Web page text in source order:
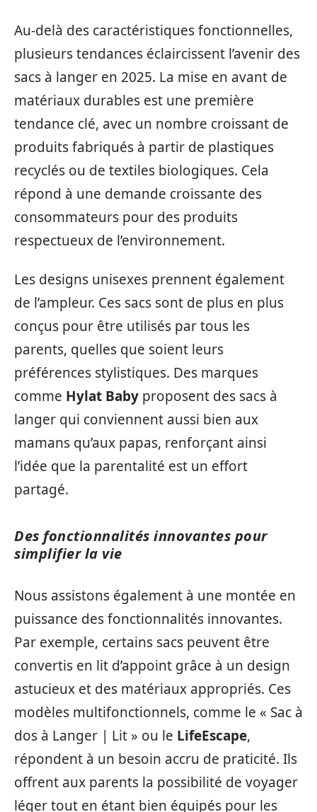
Au-delà des caractéristiques fonctionnelles,
plusieurs tendances éclaircissent l’avenir des
sacs à langer en 2025. La mise en avant de
matériaux durables est une première
tendance clé, avec un nombre croissant de
produits fabriqués à partir de plastiques
recyclés ou de textiles biologiques. Cela
répond à une demande croissante des
consommateurs pour des produits
respectueux de l’environnement.
Les designs unisexes prennent également
de l’ampleur. Ces sacs sont de plus en plus
conçus pour être utilisés par tous les
parents, quelles que soient leurs
préférences stylistiques. Des marques
comme Hylat Baby proposent des sacs à
langer qui conviennent aussi bien aux
mamans qu’aux papas, renforçant ainsi
l’idée que la parentalité est un effort
partagé.
Des fonctionnalités innovantes pour
simplifier la vie
Nous assistons également à une montée en
puissance des fonctionnalités innovantes.
Par exemple, certains sacs peuvent être
convertis en lit d’appoint grâce à un design
astucieux et des matériaux appropriés. Ces
modèles multifonctionnels, comme le « Sac à
dos à Langer | Lit » ou le LifeEscape,
répondent à un besoin accru de praticité. Ils
offrent aux parents la possibilité de voyager
léger tout en étant bien équipés pour les